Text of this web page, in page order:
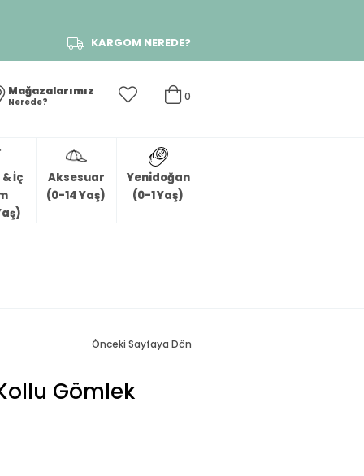
KARGOM NEREDE?
0
Mağazalarımız
Nerede?
İç
Aksesuar
(0-14 Yaş)
Yenidoğan
(0-1 Yaş)
Önceki Sayfaya Dön
Gömlek